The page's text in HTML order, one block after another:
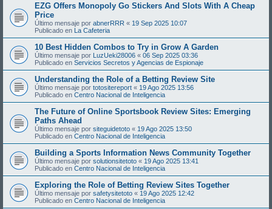
EZG Offers Monopoly Go Stickers And Slots With A Cheap
Price
Último mensaje por abnerRRR « 19 Sep 2025 10:07
Publicado en La Cafeteria
10 Best Hidden Combos to Try in Grow A Garden
Último mensaje por LuzUeki28006 « 06 Sep 2025 03:36
Publicado en Servicios Secretos y Agencias de Espionaje
Understanding the Role of a Betting Review Site
Último mensaje por totositereport « 19 Ago 2025 13:56
Publicado en Centro Nacional de Inteligencia
The Future of Online Sportsbook Review Sites: Emerging
Paths Ahead
Último mensaje por siteguidetoto « 19 Ago 2025 13:50
Publicado en Centro Nacional de Inteligencia
Building a Sports Information News Community Together
Último mensaje por solutionsitetoto « 19 Ago 2025 13:41
Publicado en Centro Nacional de Inteligencia
Exploring the Role of Betting Review Sites Together
Último mensaje por safetysitetoto « 19 Ago 2025 12:42
Publicado en Centro Nacional de Inteligencia